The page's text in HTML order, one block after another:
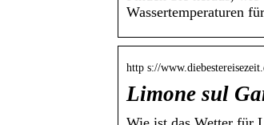
Wassertemperaturen
http s://
Limone sul